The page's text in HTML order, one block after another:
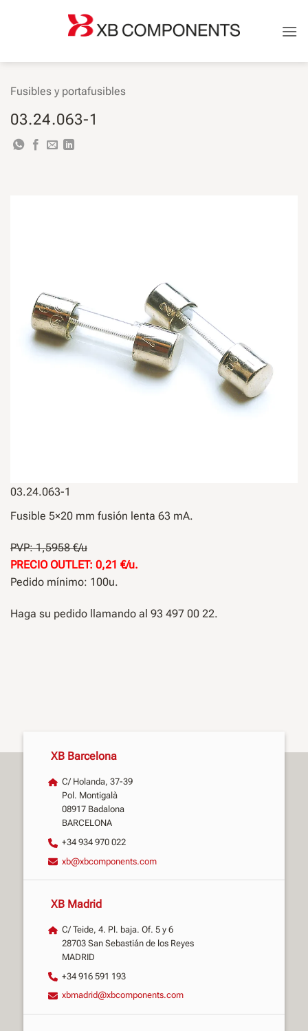
Fusibles y portafusibles
03.24.063-1
03.24.063-1
Fusible 5×20 mm fusión lenta 63 mA.
PVP: 1,5958 €/u
PRECIO OUTLET: 0,21 €/u.
Pedido mínimo: 100u.
Haga su pedido llamando al 93 497 00 22.
XB Barcelona
C/ Holanda, 37-39
Pol. Montigalà
08917 Badalona
BARCELONA
+34 934 970 022
xb@xbcomponents.com
XB Madrid
C/ Teide, 4. Pl. baja. Of. 5 y 6
28703 San Sebastián de los Reyes
MADRID
+34 916 591 193
xbmadrid@xbcomponents.com